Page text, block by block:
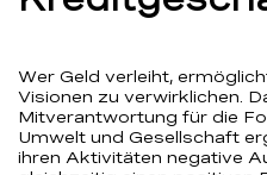
Wer Geld verleiht,
Visionen zu verwirklichen.
Mitverantwortung für die
Umwelt und Gesellschaft
ihren Aktivitäten negative